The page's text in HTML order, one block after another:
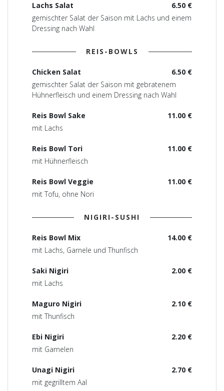
6.50 €
Lachs Salat
gemischter Salat der Saison mit Lachs und einem
Dressing nach Wahl
REIS-BOWLS
6.50 €
Chicken Salat
gemischter Salat der Saison mit gebratenem
Hühnerfleisch und einem Dressing nach Wahl
11.00 €
Reis Bowl Sake
mit Lachs
11.00 €
Reis Bowl Tori
mit Hühnerfleisch
11.00 €
Reis Bowl Veggie
mit Tofu, ohne Nori
NIGIRI-SUSHI
14.00 €
Reis Bowl Mix
mit Lachs, Garnele und Thunfisch
2.00 €
Saki Nigiri
mit Lachs
2.10 €
Maguro Nigiri
mit Thunfisch
2.20 €
Ebi Nigiri
mit Garnelen
2.70 €
Unagi Nigiri
mit gegrilltem Aal